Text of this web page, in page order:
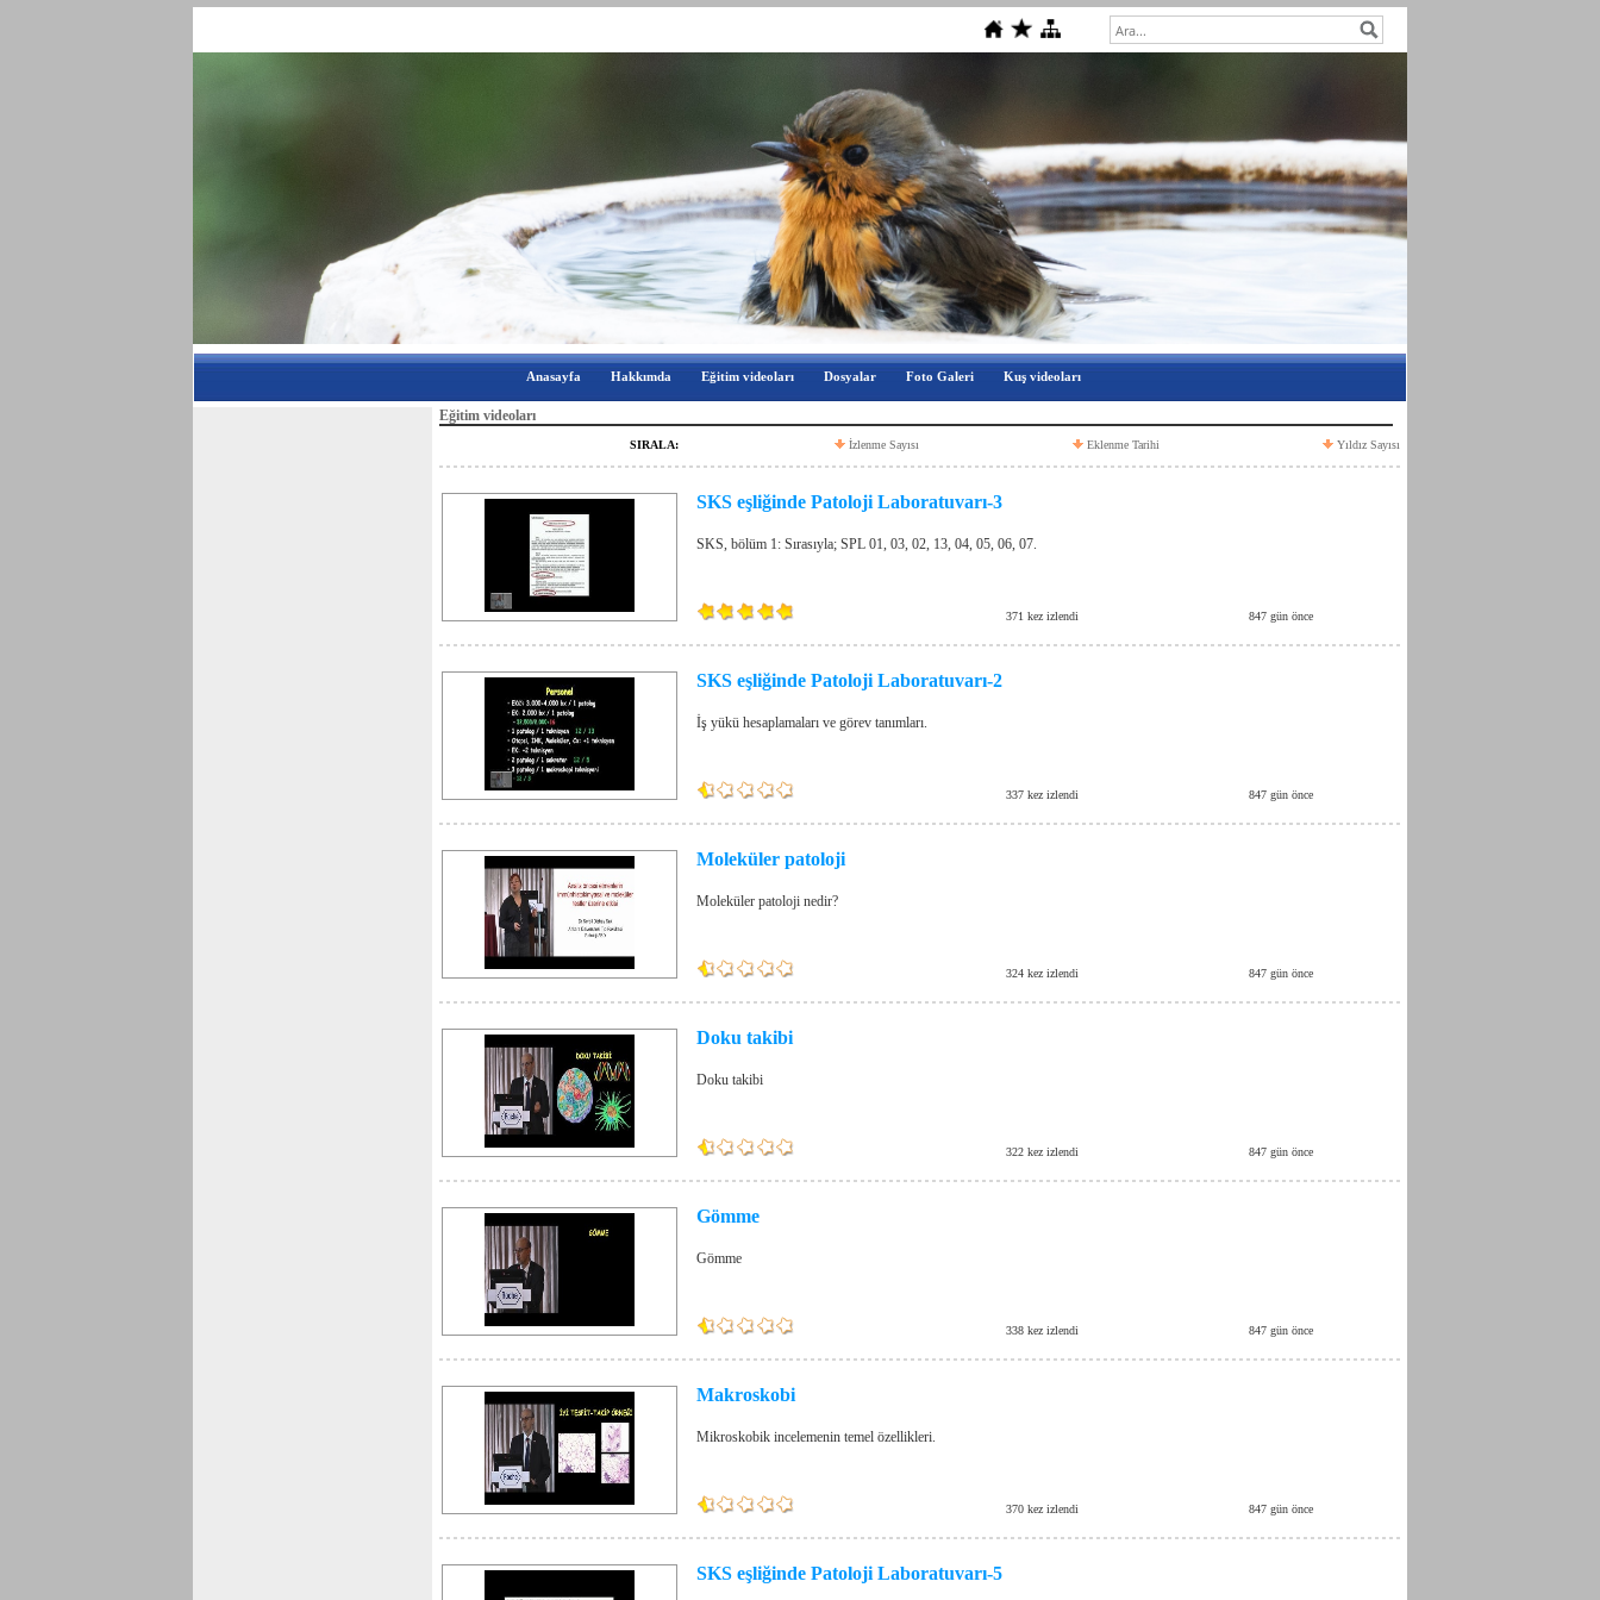
Anasayfa Hakkımda Eğitim videoları Dosyalar Foto Galeri Kuş videoları
Eğitim videoları
SIRALA: İzlenme Sayısı Eklenme Tarihi Yıldız Sayısı
SKS eşliğinde Patoloji Laboratuvarı-3
SKS, bölüm 1: Sırasıyla; SPL 01, 03, 02, 13, 04, 05, 06, 07.
371 kez izlendi 847 gün önce
SKS eşliğinde Patoloji Laboratuvarı-2
İş yükü hesaplamaları ve görev tanımları.
337 kez izlendi 847 gün önce
Moleküler patoloji
Moleküler patoloji nedir?
324 kez izlendi 847 gün önce
Doku takibi
Doku takibi
322 kez izlendi 847 gün önce
Gömme
Gömme
338 kez izlendi 847 gün önce
Makroskobi
Mikroskobik incelemenin temel özellikleri.
370 kez izlendi 847 gün önce
SKS eşliğinde Patoloji Laboratuvarı-5